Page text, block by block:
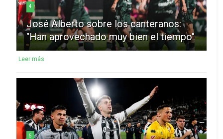
4
José Alberto sobre los canteranos:
"Han aprovechado muy bien el tiempo"
Leer más
5